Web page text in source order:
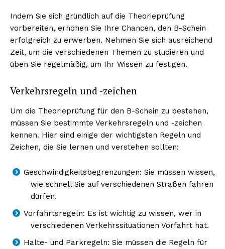
Indem Sie sich gründlich auf die Theorieprüfung
vorbereiten, erhöhen Sie Ihre Chancen, den B-Schein
erfolgreich zu erwerben. Nehmen Sie sich ausreichend
Zeit, um die verschiedenen Themen zu studieren und
üben Sie regelmäßig, um Ihr Wissen zu festigen.
Verkehrsregeln und -zeichen
Um die Theorieprüfung für den B-Schein zu bestehen,
müssen Sie bestimmte Verkehrsregeln und -zeichen
kennen. Hier sind einige der wichtigsten Regeln und
Zeichen, die Sie lernen und verstehen sollten:
Geschwindigkeitsbegrenzungen: Sie müssen wissen,
wie schnell Sie auf verschiedenen Straßen fahren
dürfen.
Vorfahrtsregeln: Es ist wichtig zu wissen, wer in
verschiedenen Verkehrssituationen Vorfahrt hat.
Halte- und Parkregeln: Sie müssen die Regeln für